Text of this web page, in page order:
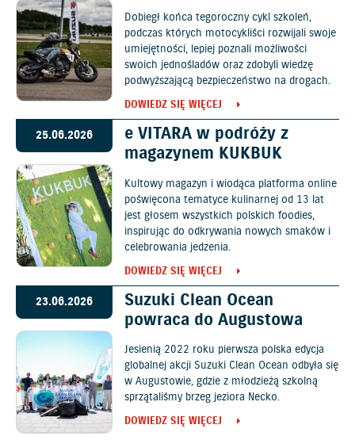
Dobiegł końca tegoroczny cykl szkoleń,
podczas których motocykliści rozwijali swoje
umiejętności, lepiej poznali możliwości
swoich jednośladów oraz zdobyli wiedzę
podwyższającą bezpieczeństwo na drogach.
DOWIEDZ SIĘ WIĘCEJ
25.06.2026
e VITARA w podróży z
magazynem KUKBUK
Kultowy magazyn i wiodąca platforma online
poświęcona tematyce kulinarnej od 13 lat
jest głosem wszystkich polskich foodies,
inspirując do odkrywania nowych smaków i
celebrowania jedzenia.
DOWIEDZ SIĘ WIĘCEJ
23.06.2026
Suzuki Clean Ocean
powraca do Augustowa
Jesienią 2022 roku pierwsza polska edycja
globalnej akcji Suzuki Clean Ocean odbyła się
w Augustowie, gdzie z młodzieżą szkolną
sprzątaliśmy brzeg jeziora Necko.
DOWIEDZ SIĘ WIĘCEJ